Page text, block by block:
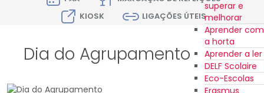
superar e
melhorar
Aprender com
a horta
Aprender a ler
DELF Scolaire
Eco-Escolas
Erasmus
KIOSK
LIGAÇÕES ÚTEIS
Dia do Agrupamento